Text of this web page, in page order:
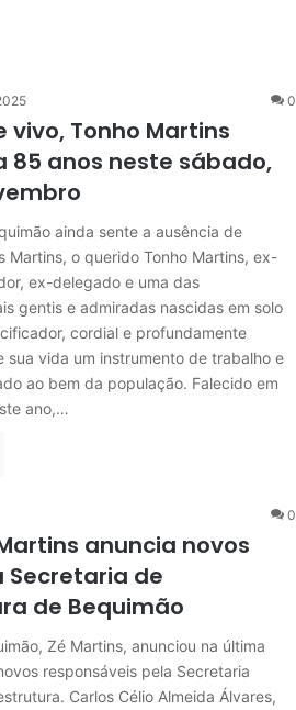
0
vivo, Tonho Martins
85 anos neste sábado,
ainda sente a ausência de
Martins, o querido Tonho Martins, ex-
ex-delegado e uma das
gentis e admiradas nascidas em solo
cordial e profundamente
sua vida um instrumento de trabalho e
ao bem da população. Falecido em
ano,…
0
anuncia novos
Secretaria de
de Bequimão
Zé Martins, anunciou na última
responsáveis pela Secretaria
Carlos Célio Almeida Álvares,